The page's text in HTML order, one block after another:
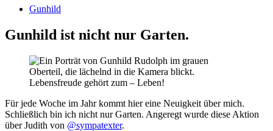
Gunhild
Gunhild ist nicht nur Garten.
Lebensfreude gehört zum – Leben!
Für jede Woche im Jahr kommt hier eine Neuigkeit über mich.
Schließlich bin ich nicht nur Garten. Angeregt wurde diese Aktion
über Judith von @sympatexter.